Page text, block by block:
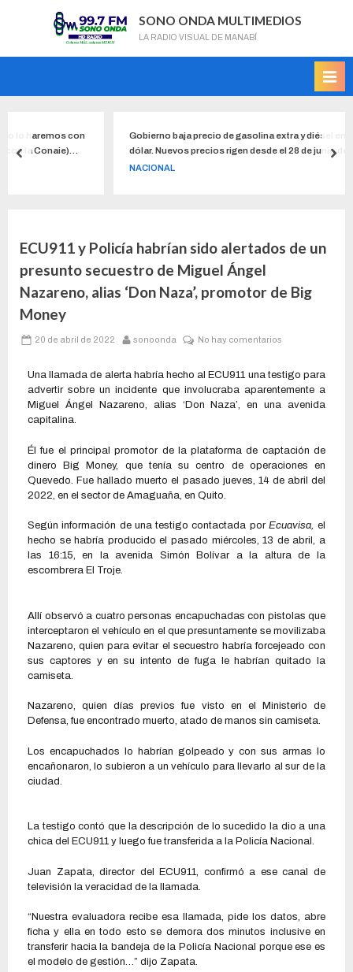
SONO ONDA MULTIMEDIOS
LA RADIO VISUAL DE MANABÍ
Gobierno baja precio de gasolina extra y diésel en 10 centavos
dólar. Nuevos precios rigen desde el 28 de junio del 2022
ECU911 y Policía habrían sido alertados de un
presunto secuestro de Miguel Ángel
Nazareno, alias ‘Don Naza’, promotor de Big
Money
20 de abril de 2022 sonoonda No hay comentarios
Una llamada de alerta habría hecho al ECU911 una testigo para
advertir sobre un incidente que involucraba aparentemente a
Miguel Ángel Nazareno, alias ‘Don Naza’, en una avenida
capitalina.
Él fue el principal promotor de la plataforma de captación de
dinero Big Money, que tenía su centro de operaciones en
Quevedo. Fue hallado muerto el pasado jueves, 14 de abril del
2022, en el sector de Amaguaña, en Quito.
Según información de una testigo contactada por Ecuavisa, el
hecho se habría producido el pasado miércoles, 13 de abril, a
las 16:15, en la avenida Simón Bolívar a la altura de la
escombrera El Troje.
Allí observó a cuatro personas encapuchadas con pistolas que
interceptaron el vehículo en el que presuntamente se movilizaba
Nazareno, quien para evitar el secuestro habría forcejeado con
sus captores y en su intento de fuga le habrían quitado la
camiseta.
Nazareno, quien días previos fue visto en el Ministerio de
Defensa, fue encontrado muerto, atado de manos sin camiseta.
Los encapuchados lo habrían golpeado y con sus armas lo
encañonaron, lo subieron a un vehículo para llevarlo al sur de la
ciudad.
La testigo contó que la descripción de lo sucedido la dio a una
chica del ECU911 y luego fue transferida a la Policía Nacional.
Juan Zapata, director del ECU911, confirmó a ese canal de
televisión la veracidad de la llamada.
“Nuestra evaluadora recibe esa llamada, pide los datos, abre
ficha y ella en todo esto se demora dos minutos inclusive en
transferir hacia la bandeja de la Policía Nacional porque ese es
el modelo de gestión…” dijo Zapata.